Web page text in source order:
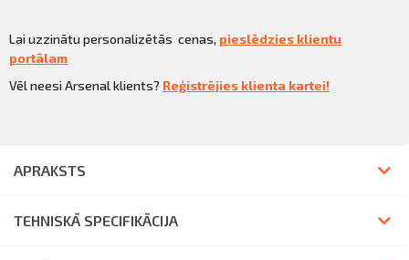
Lai uzzinātu personalizētās cenas, pieslēdzies klientu
portālam
Vēl neesi Arsenal klients? Reģistrējies klienta kartei!
APRAKSTS
TEHNISKĀ SPECIFIKĀCIJA